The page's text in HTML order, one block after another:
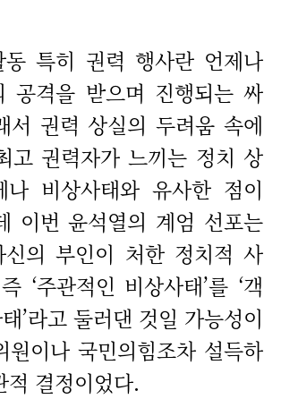
동 특히 권력 행사란 언제나
공격을 받으며 진행되는 싸
서 권력 상실의 두려움 속에
고 권력자가 느끼는 정치 상
나 비상사태와 유사한 점이
이번 윤석열의 계엄 선포는
신의 부인이 처한 정치적 사
‘주관적인 비상사태’를 ‘객
’라고 둘러댄 것일 가능성이
원이나 국민의힘조차 설득하
적 결정이었다.